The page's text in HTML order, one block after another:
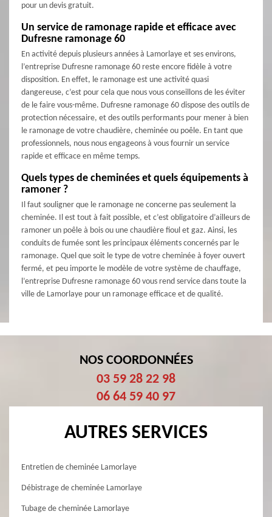
pour un devis gratuit.
Un service de ramonage rapide et efficace avec
Dufresne ramonage 60
En activité depuis plusieurs années à Lamorlaye et ses environs,
l’entreprise Dufresne ramonage 60 reste encore fidèle à votre
disposition. En effet, le ramonage est une activité quasi
dangereuse, c’est pour cela que nous vous conseillons de les éviter
de le faire vous-même. Dufresne ramonage 60 dispose des outils de
protection nécessaire, et des outils performants pour mener à bien
le ramonage de votre chaudière, cheminée ou poêle. En tant que
professionnels, nous nous engageons à vous fournir un service
rapide et efficace en même temps.
Quels types de cheminées et quels équipements à
ramoner ?
Il faut souligner que le ramonage ne concerne pas seulement la
cheminée. Il est tout à fait possible, et c’est obligatoire d’ailleurs de
ramoner un poêle à bois ou une chaudière fioul et gaz. Ainsi, les
conduits de fumée sont les principaux éléments concernés par le
ramonage. Quel que soit le type de votre cheminée à foyer ouvert
fermé, et peu importe le modèle de votre système de chauffage,
l’entreprise Dufresne ramonage 60 vous rend service dans toute la
ville de Lamorlaye pour un ramonage efficace et de qualité.
NOS COORDONNÉES
03 59 28 22 98
06 64 59 40 97
AUTRES SERVICES
Entretien de cheminée Lamorlaye
Débistrage de cheminée Lamorlaye
Tubage de cheminée Lamorlaye